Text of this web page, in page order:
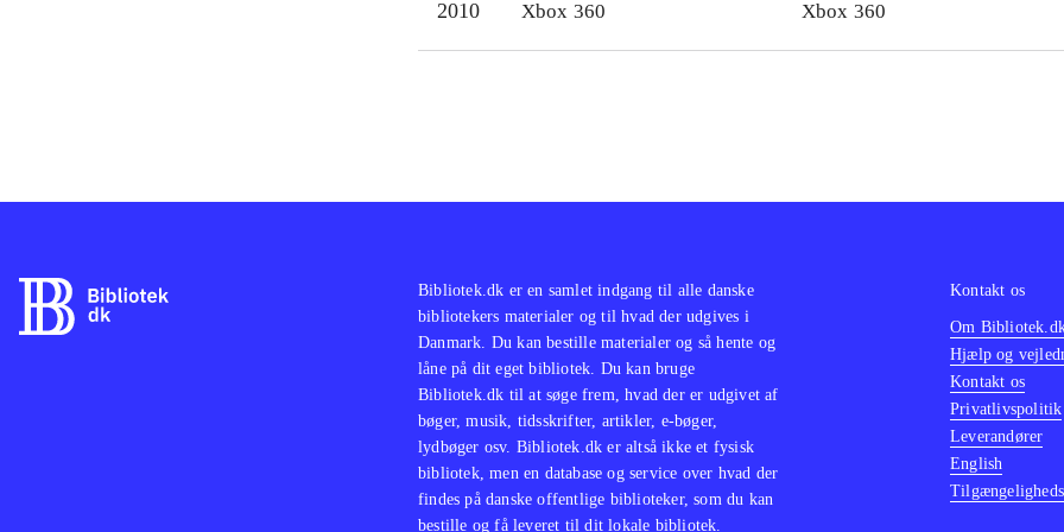
2010 Xbox 360 Xbox 360
Bibliotek.dk er en samlet indgang til alle danske
bibliotekers materialer og til hvad der udgives i
Danmark. Du kan bestille materialer og så hente og
låne på dit eget bibliotek. Du kan bruge
Bibliotek.dk til at søge frem, hvad der er udgivet af
bøger, musik, tidsskrifter, artikler, e-bøger,
lydbøger osv. Bibliotek.dk er altså ikke et fysisk
bibliotek, men en database og service over hvad der
findes på danske offentlige biblioteker, som du kan
bestille og få leveret til dit lokale bibliotek.
Kontakt os
Om
Hjælp og
Kontakt os
Privatlivspolitik
Leverandører
English